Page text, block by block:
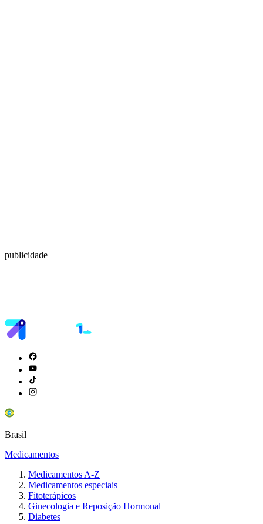
publicidade
Brasil
Medicamentos
Medicamentos A-Z
Medicamentos especiais
Fitoterápicos
Ginecologia e Reposição Hormonal
Diabetes